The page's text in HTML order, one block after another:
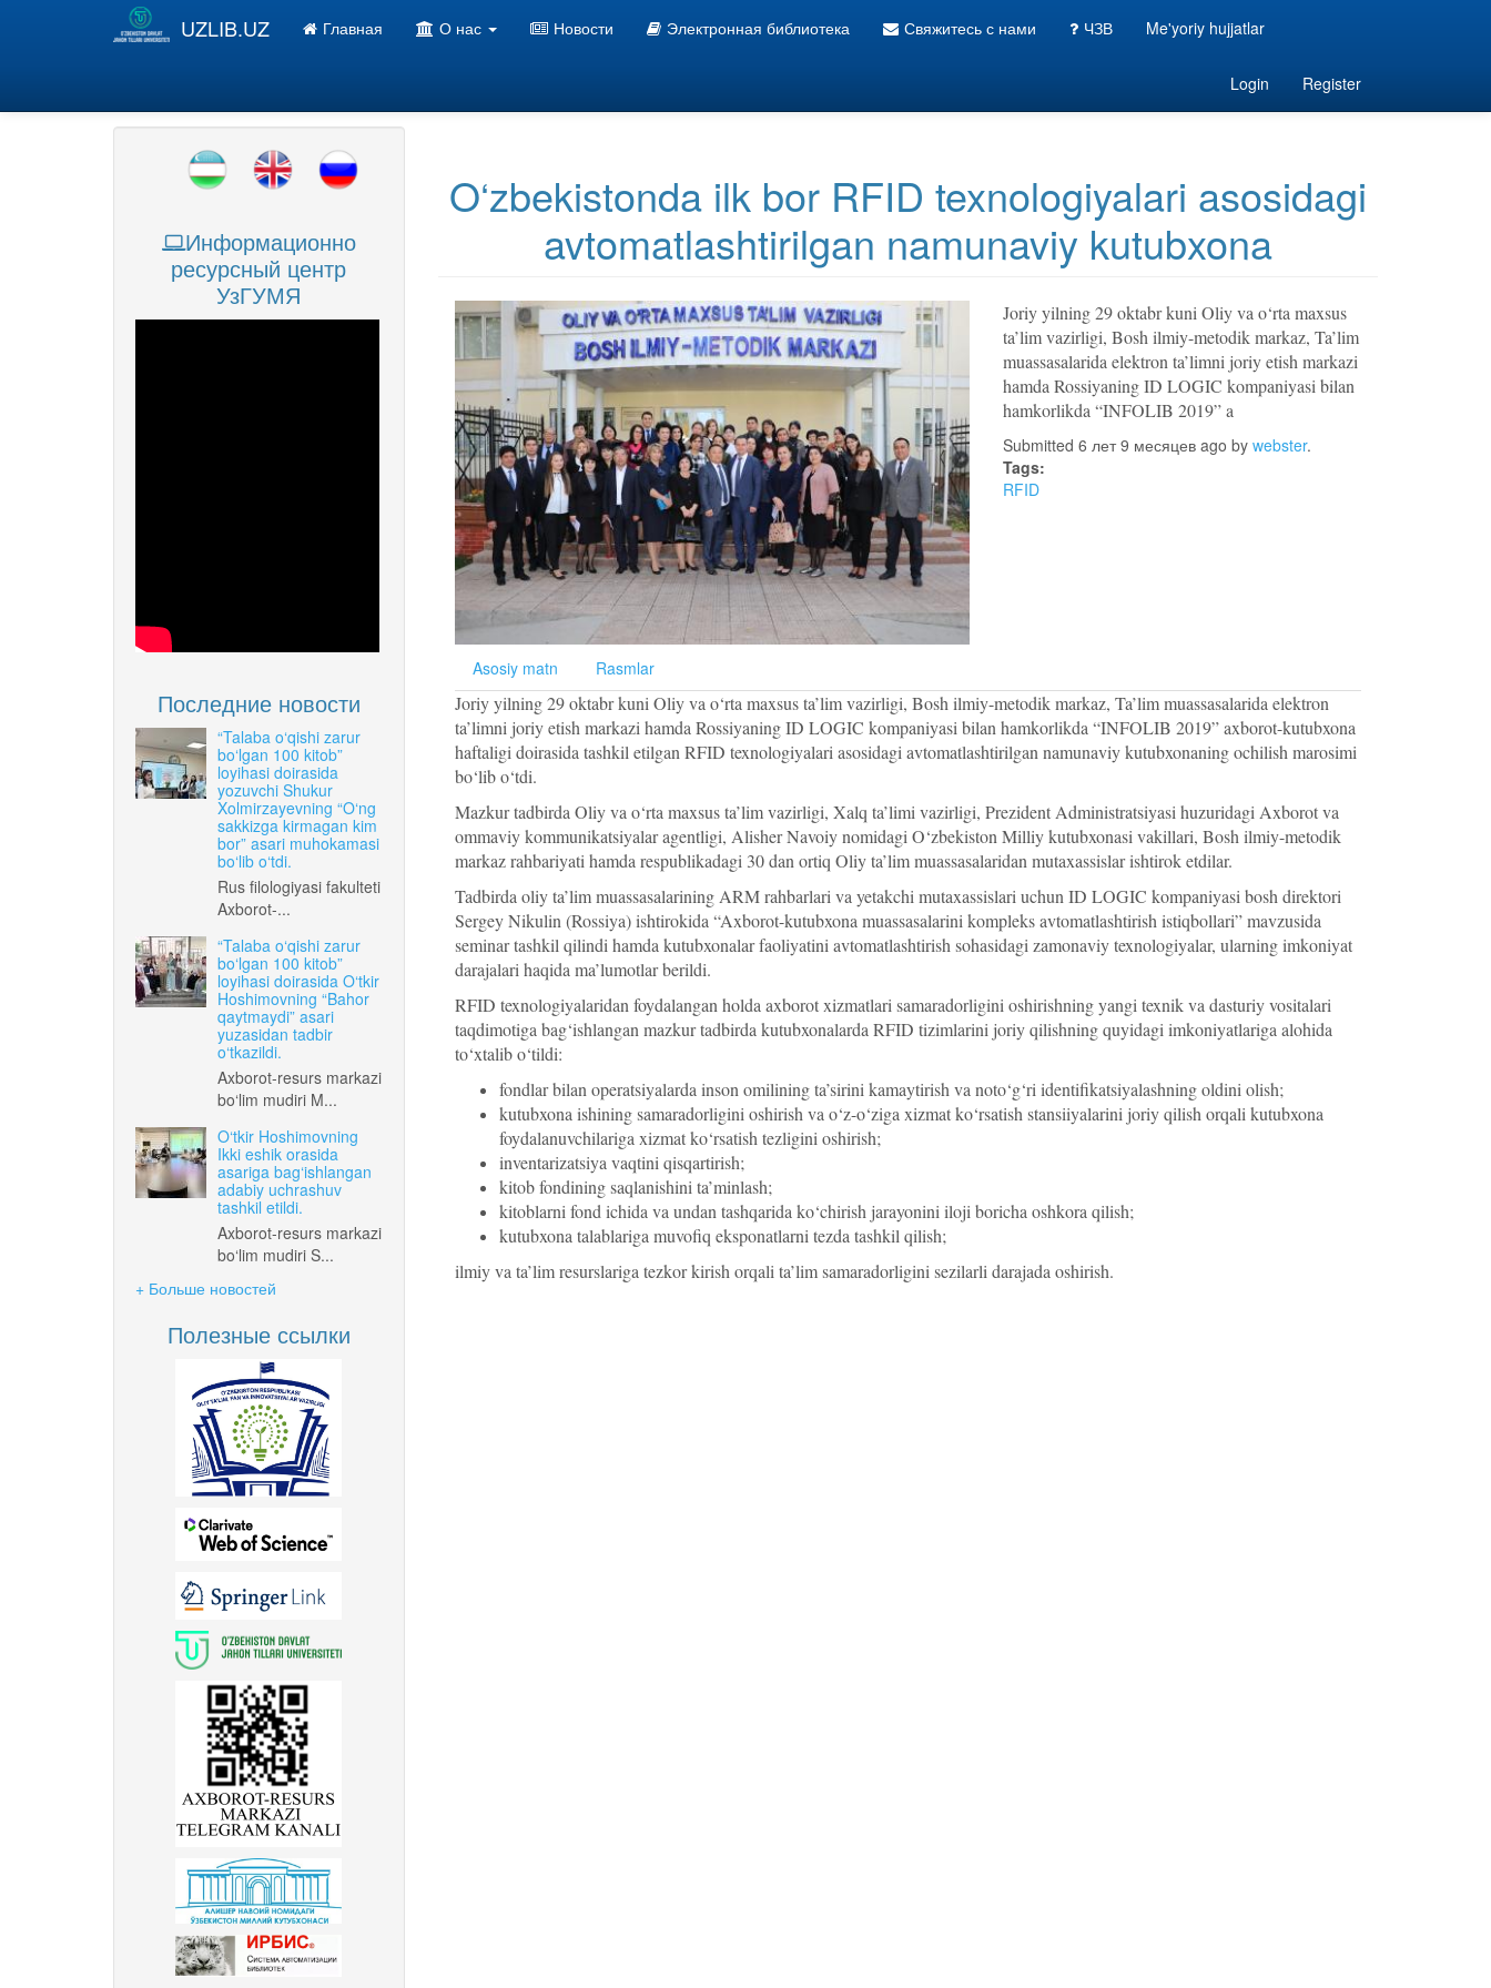
Перейти к основному содержанию
UZLIB.UZ Главная О нас Новости Электронная библиотека Свяжитесь с нами ЧЗВ Me'yoriy hujjatlar
Login Register
O‘zbekistonda ilk bor RFID texnologiyalari asosidagi
avtomatlashtirilgan namunaviy kutubxona
Joriy yilning 29 oktabr kuni Oliy va o‘rta maxsus
ta’lim vazirligi, Bosh ilmiy-metodik markaz, Ta’lim
muassasalarida elektron ta’limni joriy etish markazi
hamda Rossiyaning ID LOGIC kompaniyasi bilan
hamkorlikda “INFOLIB 2019” a
Submitted 6 лет 9 месяцев ago by webster.
Tags:
RFID
Asosiy matn Rasmlar
Joriy yilning 29 oktabr kuni Oliy va o‘rta maxsus ta’lim vazirligi, Bosh ilmiy-metodik markaz, Ta’lim muassasalarida elektron
ta’limni joriy etish markazi hamda Rossiyaning ID LOGIC kompaniyasi bilan hamkorlikda “INFOLIB 2019” axborot-kutubxona
haftaligi doirasida tashkil etilgan RFID texnologiyalari asosidagi avtomatlashtirilgan namunaviy kutubxonaning ochilish marosimi
bo‘lib o‘tdi.
Mazkur tadbirda Oliy va o‘rta maxsus ta’lim vazirligi, Xalq ta’limi vazirligi, Prezident Administratsiyasi huzuridagi Axborot va
ommaviy kommunikatsiyalar agentligi, Alisher Navoiy nomidagi O‘zbekiston Milliy kutubxonasi vakillari, Bosh ilmiy-metodik
markaz rahbariyati hamda respublikadagi 30 dan ortiq Oliy ta’lim muassasalaridan mutaxassislar ishtirok etdilar.
Tadbirda oliy ta’lim muassasalarining ARM rahbarlari va yetakchi mutaxassislari uchun ID LOGIC kompaniyasi bosh direktori
Sergey Nikulin (Rossiya) ishtirokida “Axborot-kutubxona muassasalarini kompleks avtomatlashtirish istiqbollari” mavzusida
seminar tashkil qilindi hamda kutubxonalar faoliyatini avtomatlashtirish sohasidagi zamonaviy texnologiyalar, ularning imkoniyat
darajalari haqida ma’lumotlar berildi.
RFID texnologiyalaridan foydalangan holda axborot xizmatlari samaradorligini oshirishning yangi texnik va dasturiy vositalari
taqdimotiga bag‘ishlangan mazkur tadbirda kutubxonalarda RFID tizimlarini joriy qilishning quyidagi imkoniyatlariga alohida
to‘xtalib o‘tildi:
fondlar bilan operatsiyalarda inson omilining ta’sirini kamaytirish va noto‘g‘ri identifikatsiyalashning oldini olish;
kutubxona ishining samaradorligini oshirish va o‘z-o‘ziga xizmat ko‘rsatish stansiiyalarini joriy qilish orqali kutubxona
foydalanuvchilariga xizmat ko‘rsatish tezligini oshirish;
inventarizatsiya vaqtini qisqartirish;
kitob fondining saqlanishini ta’minlash;
kitoblarni fond ichida va undan tashqarida ko‘chirish jarayonini iloji boricha oshkora qilish;
kutubxona talablariga muvofiq eksponatlarni tezda tashkil qilish;
ilmiy va ta’lim resurslariga tezkor kirish orqali ta’lim samaradorligini sezilarli darajada oshirish.
Информационно
ресурсный центр
УзГУМЯ
Последние новости
“Talaba o‘qishi zarur
bo‘lgan 100 kitob”
loyihasi doirasida
yozuvchi Shukur
Xolmirzayevning “O‘ng
sakkizga kirmagan kim
bor” asari muhokamasi
bo‘lib o‘tdi.
Rus filologiyasi fakulteti
Axborot-...
“Talaba o‘qishi zarur
bo‘lgan 100 kitob”
loyihasi doirasida O‘tkir
Hoshimovning “Bahor
qaytmaydi” asari
yuzasidan tadbir
o‘tkazildi.
Axborot-resurs markazi
bo‘lim mudiri M...
O‘tkir Hoshimovning
Ikki eshik orasida
asariga bag‘ishlangan
adabiy uchrashuv
tashkil etildi.
Axborot-resurs markazi
bo‘lim mudiri S...
+ Больше новостей
Полезные ссылки